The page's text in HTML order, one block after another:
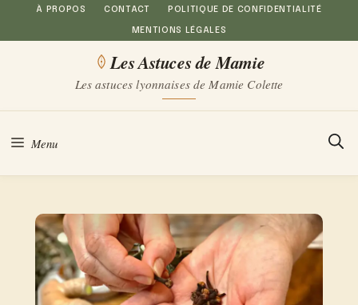
Aller
au
À PROPOS CONTACT POLITIQUE DE CONFIDENTIALITÉ
MENTIONS LÉGALES
Les Astuces de Mamie
Les astuces lyonnaises de Mamie Colette
Menu